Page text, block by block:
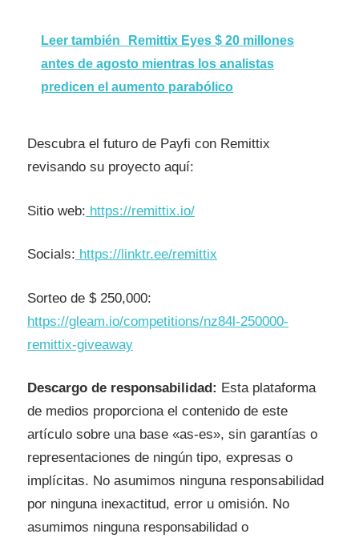
Leer también
Remittix Eyes $ 20 millones
antes de agosto mientras los analistas
predicen el aumento parabólico
Descubra el futuro de Payfi con Remittix
revisando su proyecto aquí:
Sitio web: https://remittix.io/
Socials: https://linktr.ee/remittix
Sorteo de $ 250,000:
https://gleam.io/competitions/nz84l-250000-
remittix-giveaway
Descargo de responsabilidad: Esta plataforma
de medios proporciona el contenido de este
artículo sobre una base «as-es», sin garantías o
representaciones de ningún tipo, expresas o
implícitas. No asumimos ninguna responsabilidad
por ninguna inexactitud, error u omisión. No
asumimos ninguna responsabilidad o